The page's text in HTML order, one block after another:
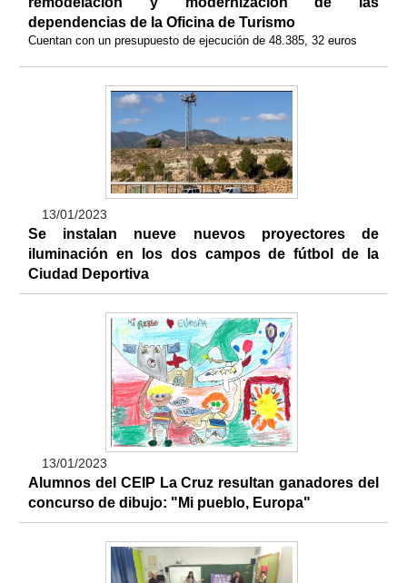
dependencias de la Oficina de Turismo
Cuentan con un presupuesto de ejecución de 48.385, 32 euros
13/01/2023
Se instalan nueve nuevos proyectores de
iluminación en los dos campos de fútbol de la
Ciudad Deportiva
13/01/2023
Alumnos del CEIP La Cruz resultan ganadores del
concurso de dibujo: "Mi pueblo, Europa"